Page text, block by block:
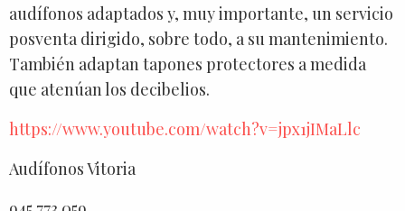
audífonos adaptados y, muy importante, un servicio
posventa dirigido, sobre todo, a su mantenimiento.
También adaptan tapones protectores a medida
que atenúan los decibelios.
https://www.youtube.com/watch?v=jpx1jIMaLlc
Audífonos Vitoria